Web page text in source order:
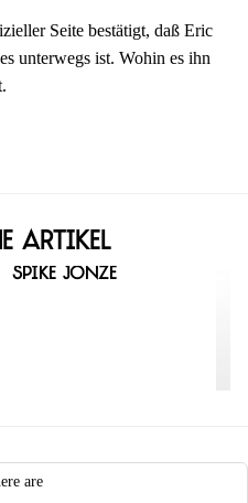
Seite bestätigt, daß Eric
unterwegs ist. Wohin es ihn
Artikel
Spike Jonze